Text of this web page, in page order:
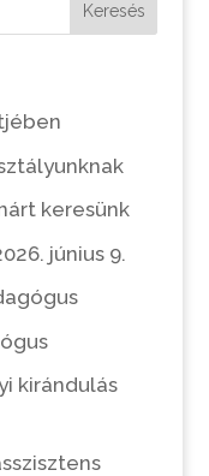
Keresés
keresünk
június 9.
kirándulás